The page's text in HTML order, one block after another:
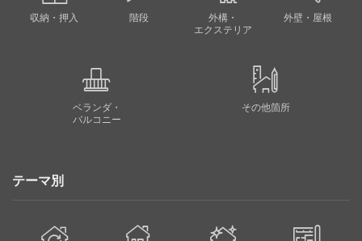
収納・押入 階段
外構・
エクステリア
外壁・屋根
ベランダ・
バルコニー
その他箇所
テーマ別